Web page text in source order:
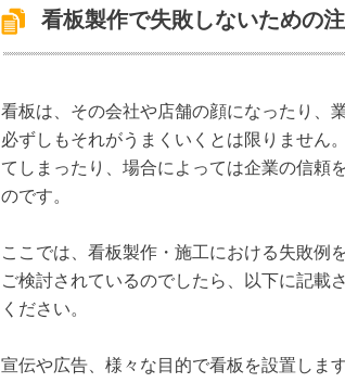
看板製作で失敗しないための
看板は、その会社や店舗の顔になったり、
必ずしもそれがうまくいくとは限りません
てしまったり、場合によっては企業の信頼
のです。
ここでは、看板製作・施工における失敗例
ご検討されているのでしたら、以下に記載
ください。
宣伝や広告、様々な目的で看板を設置し